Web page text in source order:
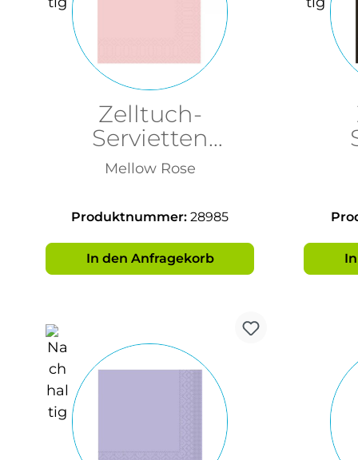
Zelltuch-
Servietten
33x33cm, 3-lagig,
Mellow Rose
Produktnummer: 28985
In den Anfragekorb